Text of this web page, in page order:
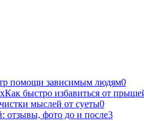
помощи зависимым людям0
Как быстро избавиться от
мыслей от суеты0
отзывы, фото до и после3